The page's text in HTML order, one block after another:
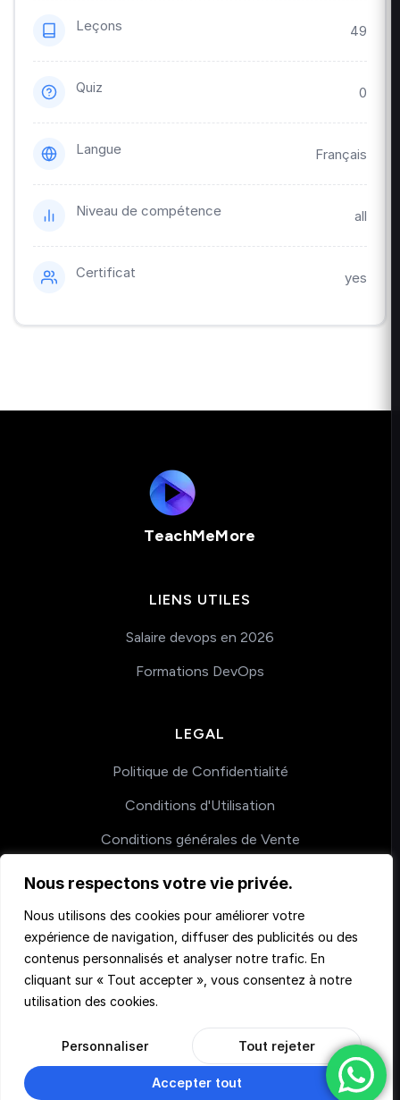
Nous respectons votre vie privée.
Nous utilisons des cookies pour améliorer votre
expérience de navigation, diffuser des publicités ou des
contenus personnalisés et analyser notre trafic. En
cliquant sur « Tout accepter », vous consentez à notre
utilisation des cookies.
Personnaliser Tout rejeter
Accepter tout
Leçons 49
Quiz 0
Langue Français
Niveau de compétence all
Certificat yes
TeachMeMore
LIENS UTILES
Salaire devops en 2026
Formations DevOps
LEGAL
Politique de Confidentialité
Conditions d'Utilisation
Conditions générales de Vente
Nos accompagnements
© 2026 Teachmemore. Tous droits réservés.